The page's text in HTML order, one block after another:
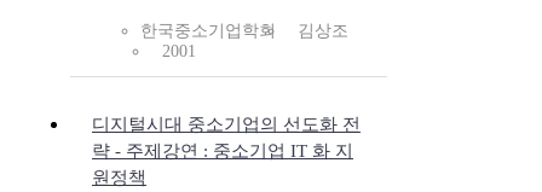
한국중소기업학회
김상조
2001
디지털시대 중소기업의 선도화 전
략 - 주제강연 : 중소기업 IT 화 지
원정책